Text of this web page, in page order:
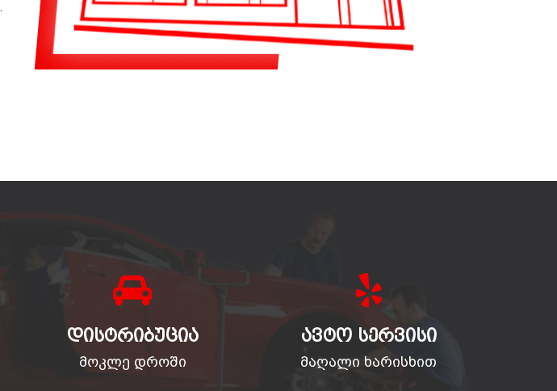
ᲓᲘᲡᲢᲠᲘᲑᲣᲪᲘᲐ
მოკლე დროში
ᲐᲕᲢᲝ ᲡᲔᲠᲕᲘᲡᲘ
მაღალი ხარისხით